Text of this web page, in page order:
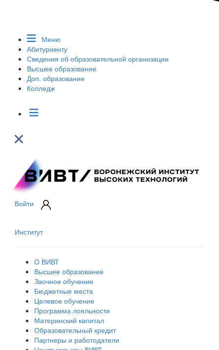
Меню
Абитуриенту
Сведения об образовательной организации
Высшее образование
Доп. образование
Колледж
Войти
Институт
О ВИВТ
Высшее образование
Заочное обучение
Бюджетные места
Целевое обучение
Программа лояльности
Материнский капитал
Образовательный кредит
Партнеры и работодатели